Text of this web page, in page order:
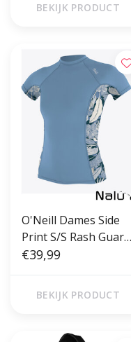
BEKIJK PRODUCT
O'Neill Dames Side
Print S/S Rash Guard
Fade Damin Palm
€39,99
BEKIJK PRODUCT